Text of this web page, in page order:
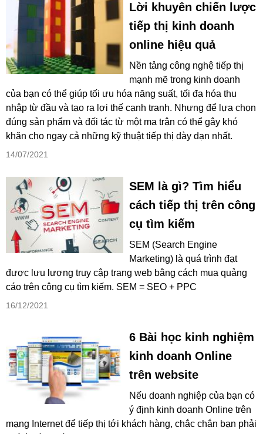
Lời khuyên chiến lược
tiếp thị kinh doanh
online hiệu quả
Nền tảng công nghệ tiếp thị
mạnh mẽ trong kinh doanh
của bạn có thể giúp tối ưu hóa năng suất, tối đa hóa thu
nhập từ đầu và tạo ra lợi thế cạnh tranh. Nhưng để lựa chọn
đúng sản phẩm và đối tác từ một ma trận có thể gây khó
khăn cho ngay cả những kỹ thuật tiếp thị dày dạn nhất.
14/07/2021
SEM là gì? Tìm hiểu
cách tiếp thị trên công
cụ tìm kiếm
SEM (Search Engine
Marketing) là quá trình đạt
được lưu lượng truy cập trang web bằng cách mua quảng
cáo trên công cụ tìm kiếm. SEM = SEO + PPC
16/12/2021
6 Bài học kinh nghiệm
kinh doanh Online
trên website
Nếu doanh nghiệp của bạn có
ý định kinh doanh Online trên
mạng Internet để tiếp thị tới khách hàng, chắc chắn bạn phải